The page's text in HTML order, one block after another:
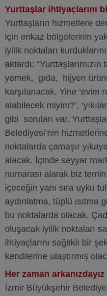
Yurttaşlar ihtiyaçlarını
Yurttaşların hizmetlere
için enkaz bölgelerinin
iyilik noktaları
aktardı:
yemek, gıda, hijyen
karşılanacak. Yine ‘evim
alabilecek miyim?’,
gibi soruları var.
Belediyesi’nin
noktalarda çamaşır
alacak. İçinde seyyar
numarası alarak biz
içeceğin yanı sıra uyku
aydınlatma, tüplü ısıtma
bu noktalarda olacak.
oluşacak iyilik noktaları
ihtiyaçlarını sağlıklı bir
kendilerine ulaştırmış
Her zaman arkanızdayız
İzmir Büyükşehir